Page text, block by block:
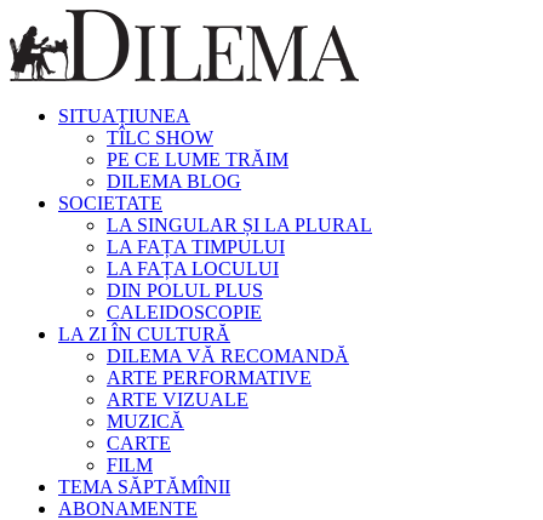
SITUAȚIUNEA
TÎLC SHOW
PE CE LUME TRĂIM
DILEMA BLOG
SOCIETATE
LA SINGULAR ȘI LA PLURAL
LA FAȚA TIMPULUI
LA FAȚA LOCULUI
DIN POLUL PLUS
CALEIDOSCOPIE
LA ZI ÎN CULTURĂ
DILEMA VĂ RECOMANDĂ
ARTE PERFORMATIVE
ARTE VIZUALE
MUZICĂ
CARTE
FILM
TEMA SĂPTĂMÎNII
ABONAMENTE